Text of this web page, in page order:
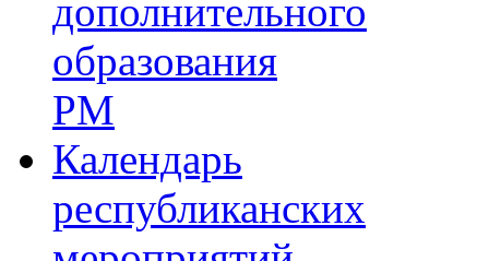
дополнительного
образования
РМ
Календарь
республиканских